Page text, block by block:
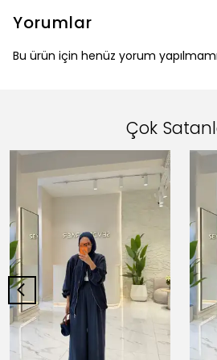
Yorumlar
Bu ürün için henüz yorum
Çok